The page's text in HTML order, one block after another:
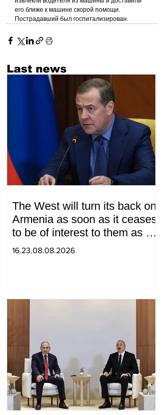
его ближе к машине скорой помощи.
Пострадавший был госпитализирован.
Last news
The West will turn its back on
Armenia as soon as it ceases
to be of interest to them as a
"tool against Russia":
16.23.08.08.2026